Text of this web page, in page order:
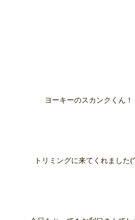
ヨーキーのスカンクくん！
トリミングに来てくれました